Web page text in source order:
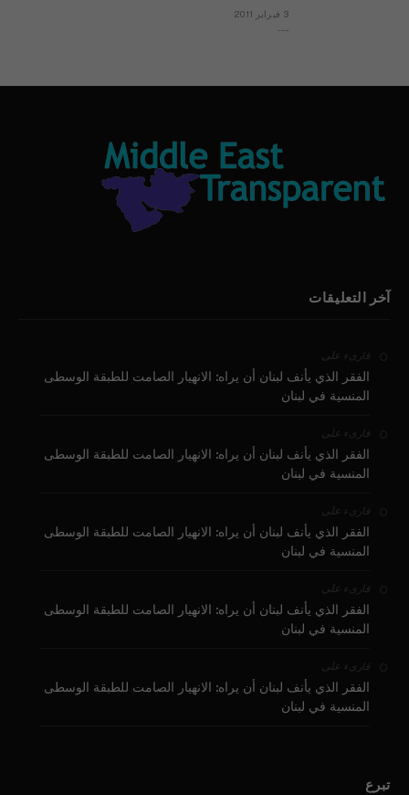
3 فبراير 2011
آخر التعليقات
قارىء على
الفقر الذي يأنف لبنان أن يراه: الانهيار الصامت للطبقة الوسطى
المنسية في لبنان
قارىء على
الفقر الذي يأنف لبنان أن يراه: الانهيار الصامت للطبقة الوسطى
المنسية في لبنان
قارىء على
الفقر الذي يأنف لبنان أن يراه: الانهيار الصامت للطبقة الوسطى
المنسية في لبنان
قارىء على
الفقر الذي يأنف لبنان أن يراه: الانهيار الصامت للطبقة الوسطى
المنسية في لبنان
قارىء على
الفقر الذي يأنف لبنان أن يراه: الانهيار الصامت للطبقة الوسطى
المنسية في لبنان
تبرع